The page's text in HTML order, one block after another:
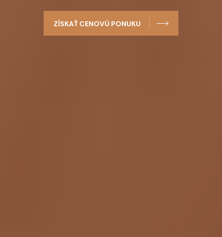
ZÍSKAŤ CENOVÚ PONUKU